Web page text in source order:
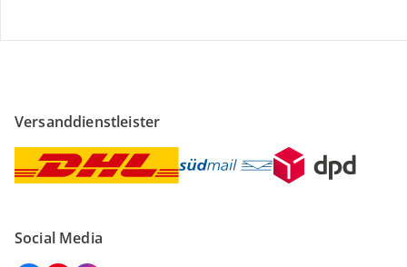
Versanddienstleister
Social Media